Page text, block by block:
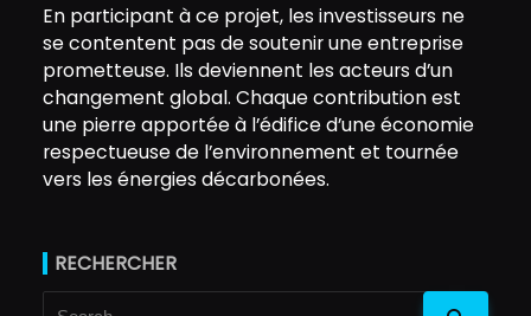
En participant à ce projet, les investisseurs ne
se contentent pas de soutenir une entreprise
prometteuse. Ils deviennent les acteurs d’un
changement global. Chaque contribution est
une pierre apportée à l’édifice d’une économie
respectueuse de l’environnement et tournée
vers les énergies décarbonées.
RECHERCHER
Search